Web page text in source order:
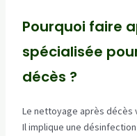
Pourquoi faire
spécialisée
décès ?
Le nettoyage après décès
Il implique une